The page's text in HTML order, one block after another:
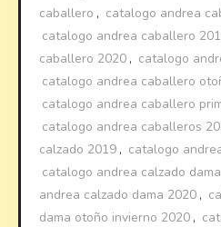
caballero , catalogo andrea
catalogo andrea caballero
caballero 2020 , catalogo
catalogo andrea caballero
catalogo andrea caballero
catalogo andrea caballeros
calzado 2019 , catalogo
catalogo andrea calzado
andrea calzado dama 2020 ,
dama otoño invierno 2020 ,